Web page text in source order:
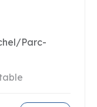
Parc-